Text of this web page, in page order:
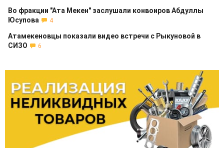
Во фракции "Ата Мекен" заслушали конвоиров Абдуллы
Юсупова
4
Атамекеновцы показали видео встречи с Рыкуновой в
СИЗО
6